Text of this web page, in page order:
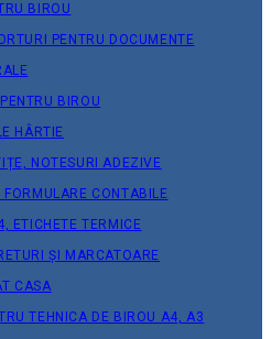
BIROU
PENTRU DOCUMENTE
BIROU
HÂRTIE
NOTESURI ADEZIVE
FORMULARE CONTABILE
ETICHETE TERMICE
ȘI MARCATOARE
CASA
TEHNICA DE BIROU A4, A3